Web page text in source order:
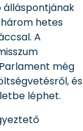
álláspontjának
hetes
A
még
és
léphet.